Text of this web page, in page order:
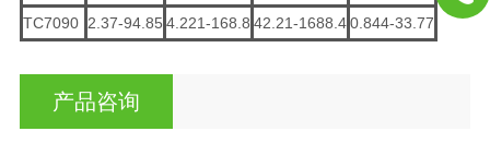
TC7090 2.37-94.85 4.221-168.8 42.21-1688.40.844-33.77
产品咨询